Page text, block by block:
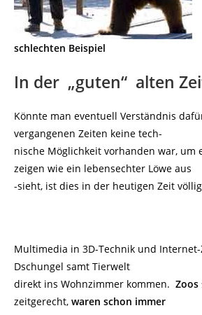
schlechten Beispiel
In der „guten“ alten
Könnte man eventuell Verständnis
vergangenen Zeiten keine tech-
nische Möglichkeit vorhanden war, um
zeigen wie ein lebensechter Löwe aus
-sieht, ist dies in der heutigen Zeit
Multimedia in 3D-Technik und
Dschungel samt Tierwelt
direkt ins Wohnzimmer kommen. Zoos
zeitgerecht, waren schon immer